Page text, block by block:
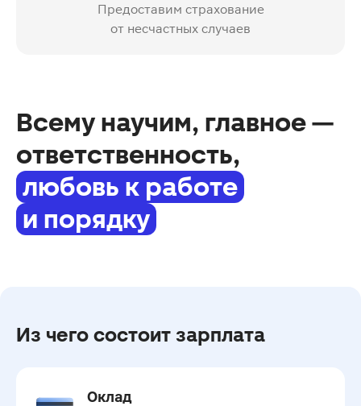
Предоставим страхование
от несчастных случаев
Всему научим, главное —
ответственность,
любовь к работе
и порядку
Из чего состоит зарплата
Оклад